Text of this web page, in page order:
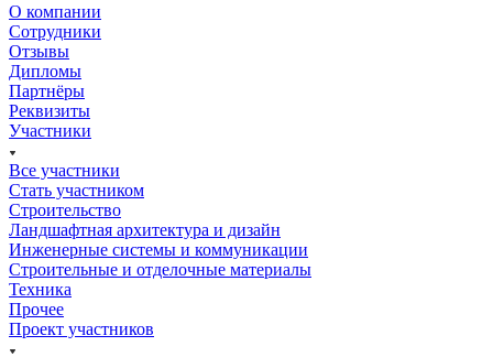
О компании
Сотрудники
Отзывы
Дипломы
Партнёры
Реквизиты
Участники
Все участники
Стать участником
Строительство
Ландшафтная архитектура и дизайн
Инженерные системы и коммуникации
Строительные и отделочные материалы
Техника
Прочее
Проект участников